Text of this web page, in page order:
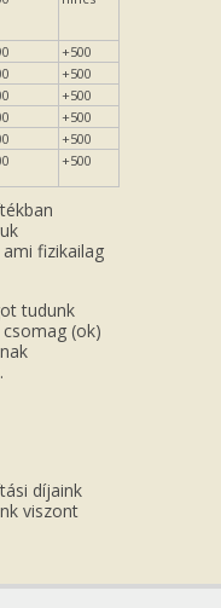
+500
+500
+500
+500
+500
+500
fizikailag
tudunk
(ok)
díjaink
viszont